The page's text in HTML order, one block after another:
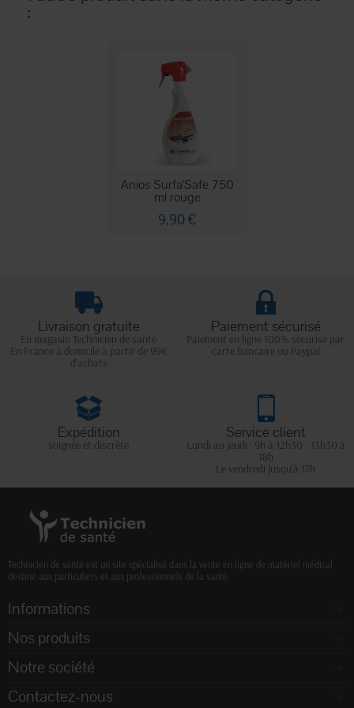
:
Anios Surfa'Safe 750
ml rouge
9,90 €
Livraison gratuite
En magasin Technicien de santé
En France à domicile à partir de 99€
d'achats
Paiement sécurisé
Paiement en ligne 100% sécurisé par
carte bancaire ou Paypal
Expédition
soignée et discrète
Service client
Lundi au jeudi : 9h à 12h30 - 13h30 à
18h
Le vendredi jusqu'à 17h
Technicien de santé est un site spécialisé dans la vente en ligne de matériel médical
destiné aux particuliers et aux professionnels de la santé.
Informations
Nos produits
Notre société
Contactez-nous